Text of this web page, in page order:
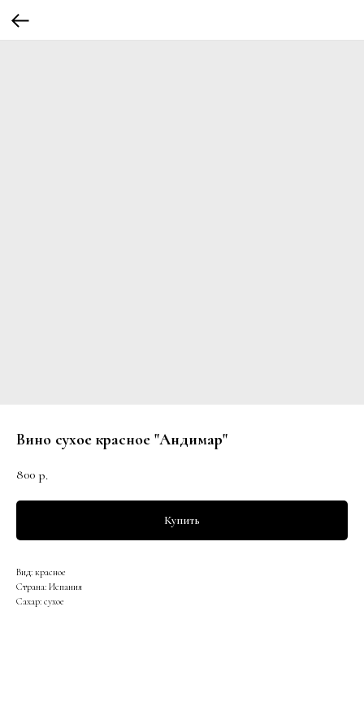
Вино сухое красное "Андимар"
800 р.
Купить
Вид: красное
Страна: Испания
Сахар: сухое